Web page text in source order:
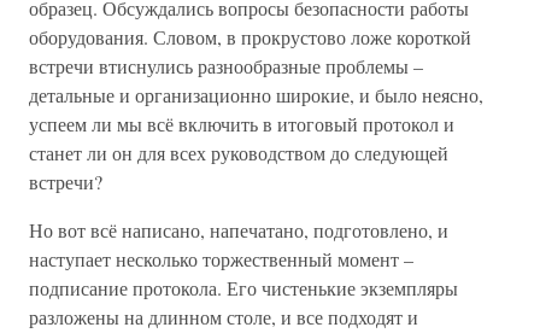
образец. Обсуждались вопросы безопасности работы
оборудования. Словом, в прокрустово ложе короткой
встречи втиснулись разнообразные проблемы –
детальные и организационно широкие, и было неясно,
успеем ли мы всё включить в итоговый протокол и
станет ли он для всех руководством до следующей
встречи?
Но вот всё написано, напечатано, подготовлено, и
наступает несколько торжественный момент –
подписание протокола. Его чистенькие экземпляры
разложены на длинном столе, и все подходят и